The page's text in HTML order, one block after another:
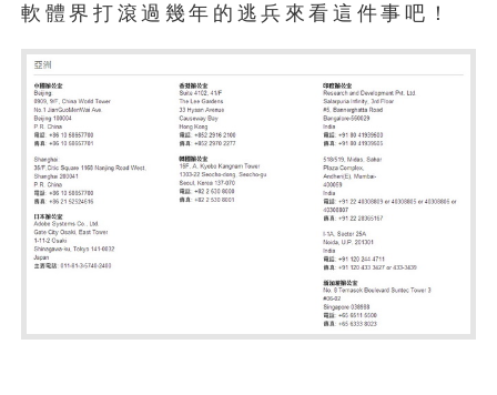
軟體界打滾過幾年的逃兵來看這件事吧！